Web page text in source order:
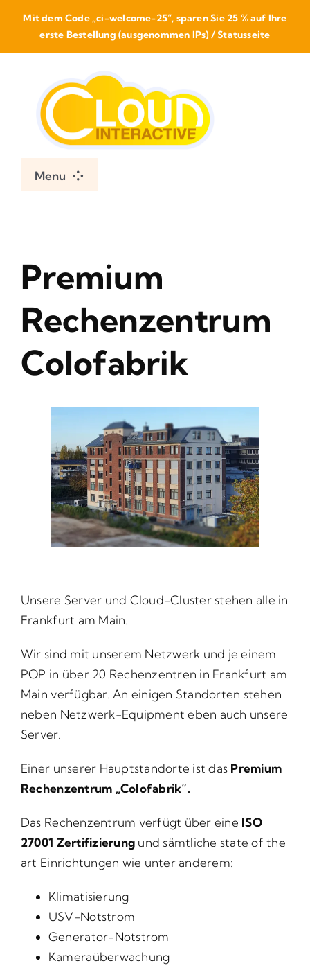
content
Mit dem Code „ci-welcome-25“, sparen Sie 25 % auf Ihre
erste Bestellung (ausgenommen IPs)/Statusseite
Menu
Rechenzentrum
Kundenpanel
Premium
Rechenzentrum
Colofabrik
Unsere Server und Cloud-Cluster stehen alle in
Frankfurt am Main.
Wir sind mit unserem Netzwerk und je einem
POP in über 20 Rechenzentren in Frankfurt am
Main verfügbar. An einigen Standorten stehen
neben Netzwerk-Equipment eben auch unsere
Server.
Einer unserer Hauptstandorte ist das Premium
Rechenzentrum „Colofabrik“.
Das Rechenzentrum verfügt über eine ISO
27001 Zertifizierung und sämtliche state of the
art Einrichtungen wie unter anderem:
Klimatisierung
USV-Notstrom
Generator-Notstrom
Kameraüberwachung